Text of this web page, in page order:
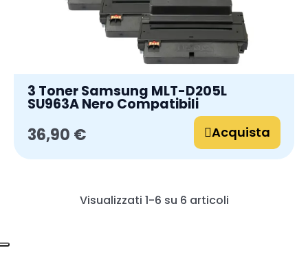
3 Toner Samsung MLT-D205L
SU963A Nero Compatibili
36,90 € Acquista
Visualizzati 1-6 su 6 articoli